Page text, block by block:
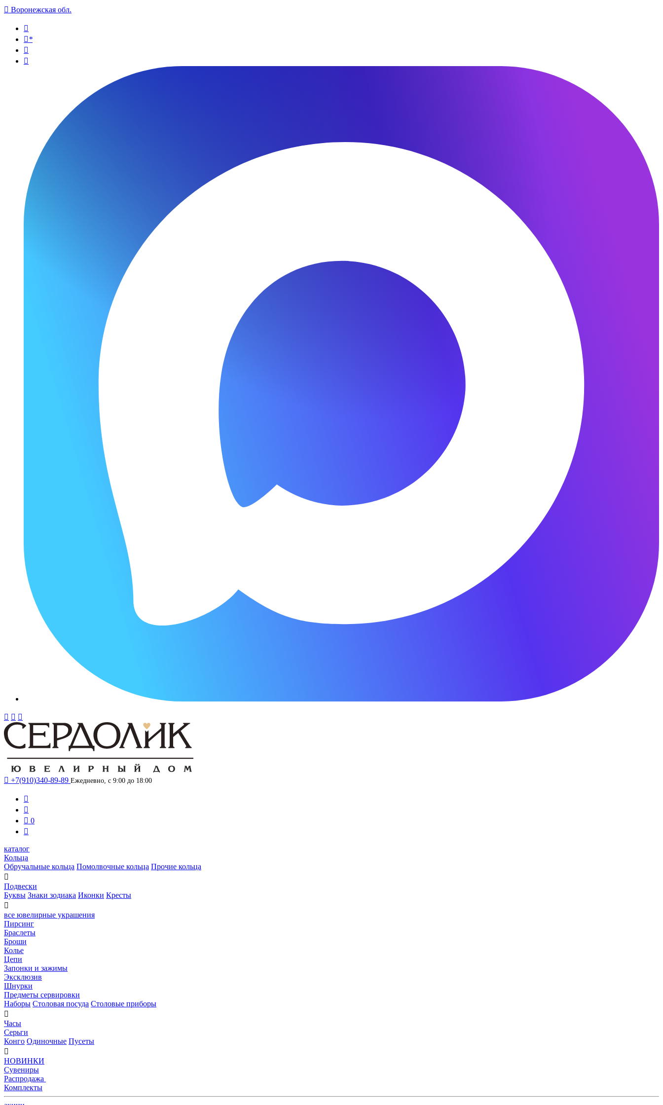
 Воронежская обл.

*


  
 +7(910)340-89-89 Ежедневно, с 9:00 до 18:00


 0

каталог
Кольца
Обручальные кольца Помолвочные кольца Прочие кольца

Подвески
Буквы Знаки зодиака Иконки Кресты

все ювелирные украшения
Пирсинг
Браслеты
Броши
Колье
Цепи
Запонки и зажимы
Эксклюзив
Шнурки
Предметы сервировки
Наборы Столовая посуда Столовые приборы

Часы
Серьги
Конго Одиночные Пусеты

НОВИНКИ
Сувениры
Распродажа
Комплекты